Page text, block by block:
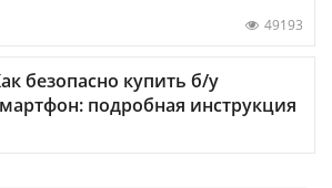
49193
безопасно купить б/у
подробная инструкция